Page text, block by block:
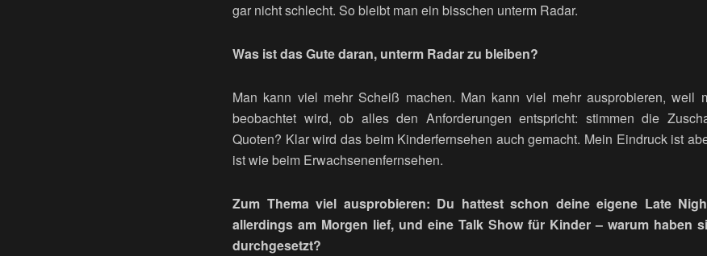
gar nicht schlecht. So bleibt man ein bisschen unterm Radar.
Was ist das Gute daran, unterm Radar zu bleiben?
Man kann viel mehr Scheiß machen. Man kann viel mehr ausprobieren, weil
beobachtet wird, ob alles den Anforderungen entspricht: stimmen die
Quoten? Klar wird das beim Kinderfernsehen auch gemacht. Mein Eindruck ist
ist wie beim Erwachsenenfernsehen.
Zum Thema viel ausprobieren: Du hattest schon deine eigene Late
allerdings am Morgen lief, und eine Talk Show für Kinder – warum haben
durchgesetzt?